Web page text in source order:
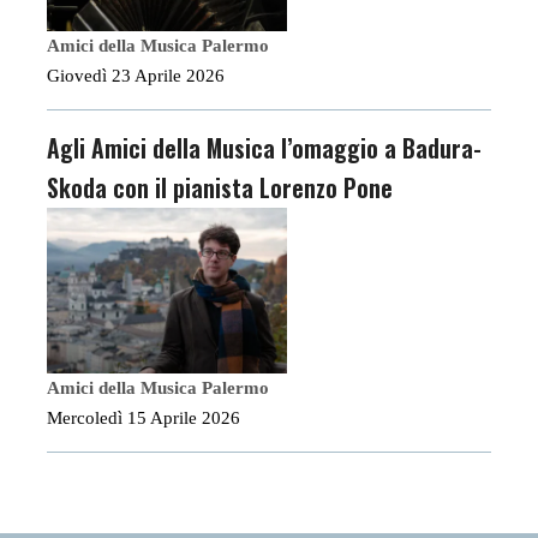
Amici della Musica Palermo
Giovedì 23 Aprile 2026
Agli Amici della Musica l’omaggio a Badura-
Skoda con il pianista Lorenzo Pone
Amici della Musica Palermo
Mercoledì 15 Aprile 2026